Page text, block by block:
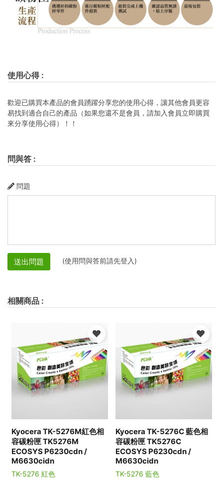
使用心得:
歡迎已購買本產品的會員踴躍分享您的使用心得，讓其他會員更容
易找到適合自己的產品（如果您還不是會員，請加入會員立即購買
來分享使用心得）！！
問與答 :
問題
送出問題 (使用問與答前請先登入)
相關商品 :
Kyocera TK-5276M紅色相
容碳粉匣 TK5276M
ECOSYS P6230cdn /
M6630cidn
TK-5276 紅色
Kyocera TK-5276C 藍色相
容碳粉匣 TK5276C
ECOSYS P6230cdn /
M6630cidn
TK-5276 藍色